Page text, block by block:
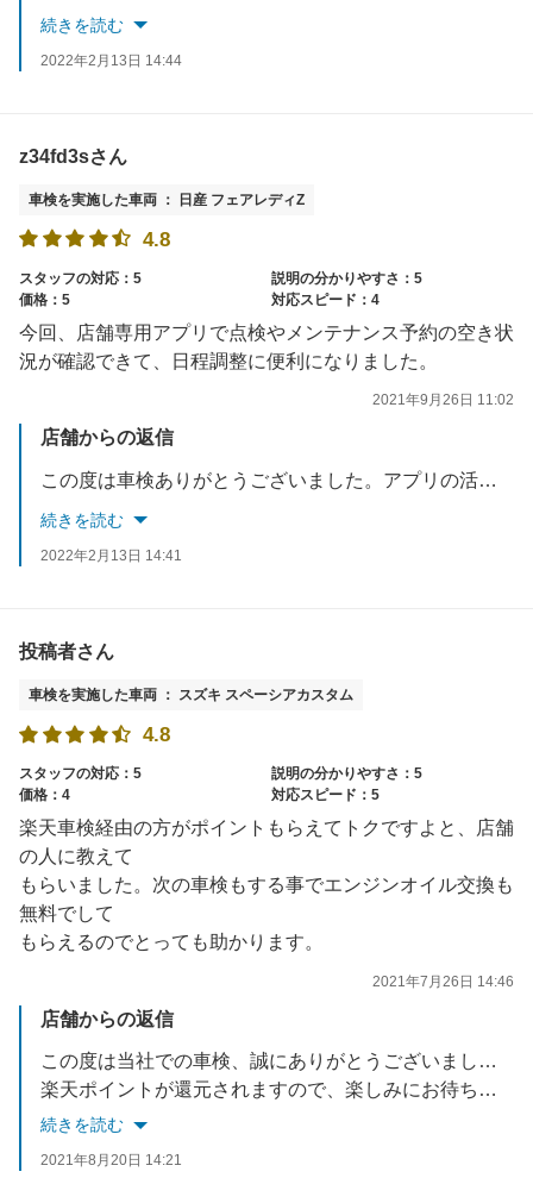
続きを読む
2022年2月13日 14:44
z34fd3sさん
車検を実施した車両 ： 日産 フェアレディZ
4.8
スタッフの対応：5
説明の分かりやすさ：5
価格：5
対応スピード：4
今回、店舗専用アプリで点検やメンテナンス予約の空き状
況が確認できて、日程調整に便利になりました。
2021年9月26日 11:02
店舗からの返信
この度は車検ありがとうございました。アプリの活用もありがとうございます。お客様に便利だと感じて頂けた事、とても嬉しく感じております。アプリ特典のオイル交換無料クーポンも是非、ご活用くださいませ。またのご来店を心よりお待ちしております。
続きを読む
2022年2月13日 14:41
投稿者さん
車検を実施した車両 ： スズキ スペーシアカスタム
4.8
スタッフの対応：5
説明の分かりやすさ：5
価格：4
対応スピード：5
楽天車検経由の方がポイントもらえてトクですよと、店舗
の人に教えて
もらいました。次の車検もする事でエンジンオイル交換も
無料でして
もらえるのでとっても助かります。
2021年7月26日 14:46
店舗からの返信
この度は当社での車検、誠にありがとうございました。
楽天ポイントが還元されますので、楽しみにお待ちください。
私たちも、お客様がまたオイル交換に寄っていただけるのを、楽しみお待ちしております。
続きを読む
2021年8月20日 14:21